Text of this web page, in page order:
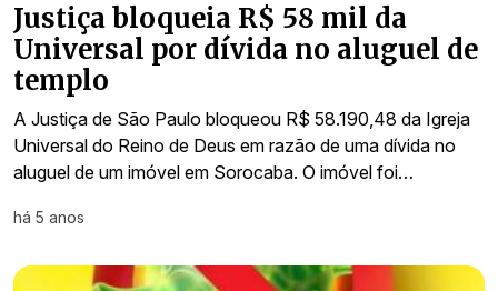
Justiça bloqueia R$ 58 mil da
Universal por dívida no aluguel de
templo
A Justiça de São Paulo bloqueou R$ 58.190,48 da Igreja
Universal do Reino de Deus em razão de uma dívida no
aluguel de um imóvel em Sorocaba. O imóvel foi…
há 5 anos